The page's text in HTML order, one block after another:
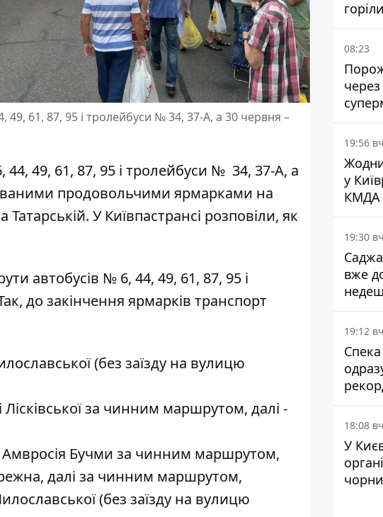
49, 61, 87, 95 і тролейбуси № 34, 37-А, а 30 червня –
49, 61, 87, 95 і тролейбуси № 34, 37-А, а
продовольчими ярмарками на
У Київпастрансі розповіли, як
автобусів № 6, 44, 49, 61, 87, 95 і
до закінчення ярмарків транспорт
(без заїзду на вулицю
за чинним маршрутом, далі -
Амвросія Бучми за чинним маршрутом,
далі за чинним маршрутом,
(без заїзду на вулицю
08:23
без
19:56
у
КМДА
19:30
вже
19:12
18:08
У